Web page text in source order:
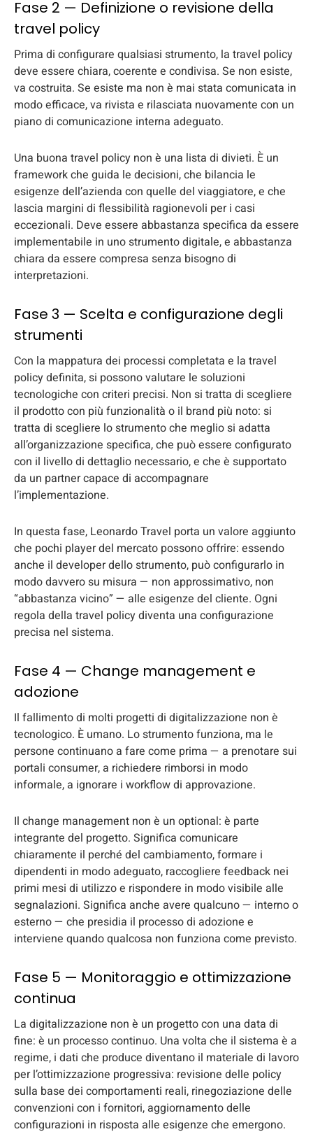
Fase 2 — Definizione o revisione della
travel policy
Prima di configurare qualsiasi strumento, la travel policy
deve essere chiara, coerente e condivisa. Se non esiste,
va costruita. Se esiste ma non è mai stata comunicata in
modo efficace, va rivista e rilasciata nuovamente con un
piano di comunicazione interna adeguato.
Una buona travel policy non è una lista di divieti. È un
framework che guida le decisioni, che bilancia le
esigenze dell’azienda con quelle del viaggiatore, e che
lascia margini di flessibilità ragionevoli per i casi
eccezionali. Deve essere abbastanza specifica da essere
implementabile in uno strumento digitale, e abbastanza
chiara da essere compresa senza bisogno di
interpretazioni.
Fase 3 — Scelta e configurazione degli
strumenti
Con la mappatura dei processi completata e la travel
policy definita, si possono valutare le soluzioni
tecnologiche con criteri precisi. Non si tratta di scegliere
il prodotto con più funzionalità o il brand più noto: si
tratta di scegliere lo strumento che meglio si adatta
all’organizzazione specifica, che può essere configurato
con il livello di dettaglio necessario, e che è supportato
da un partner capace di accompagnare
l’implementazione.
In questa fase, Leonardo Travel porta un valore aggiunto
che pochi player del mercato possono offrire: essendo
anche il developer dello strumento, può configurarlo in
modo davvero su misura — non approssimativo, non
“abbastanza vicino” — alle esigenze del cliente. Ogni
regola della travel policy diventa una configurazione
precisa nel sistema.
Fase 4 — Change management e
adozione
Il fallimento di molti progetti di digitalizzazione non è
tecnologico. È umano. Lo strumento funziona, ma le
persone continuano a fare come prima — a prenotare sui
portali consumer, a richiedere rimborsi in modo
informale, a ignorare i workflow di approvazione.
Il change management non è un optional: è parte
integrante del progetto. Significa comunicare
chiaramente il perché del cambiamento, formare i
dipendenti in modo adeguato, raccogliere feedback nei
primi mesi di utilizzo e rispondere in modo visibile alle
segnalazioni. Significa anche avere qualcuno — interno o
esterno — che presidia il processo di adozione e
interviene quando qualcosa non funziona come previsto.
Fase 5 — Monitoraggio e ottimizzazione
continua
La digitalizzazione non è un progetto con una data di
fine: è un processo continuo. Una volta che il sistema è a
regime, i dati che produce diventano il materiale di lavoro
per l’ottimizzazione progressiva: revisione delle policy
sulla base dei comportamenti reali, rinegoziazione delle
convenzioni con i fornitori, aggiornamento delle
configurazioni in risposta alle esigenze che emergono.